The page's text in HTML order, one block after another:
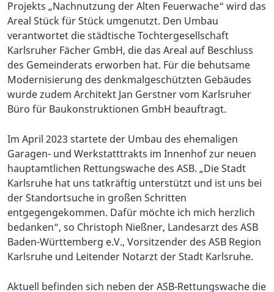
Projekts „Nachnutzung der Alten Feuerwache“ wird das
Areal Stück für Stück umgenutzt. Den Umbau
verantwortet die städtische Tochtergesellschaft
Karlsruher Fächer GmbH, die das Areal auf Beschluss
des Gemeinderats erworben hat. Für die behutsame
Modernisierung des denkmalgeschützten Gebäudes
wurde zudem Architekt Jan Gerstner vom Karlsruher
Büro für Baukonstruktionen GmbH beauftragt.
Im April 2023 startete der Umbau des ehemaligen
Garagen- und Werkstatttrakts im Innenhof zur neuen
hauptamtlichen Rettungswache des ASB. „Die Stadt
Karlsruhe hat uns tatkräftig unterstützt und ist uns bei
der Standortsuche in großen Schritten
entgegengekommen. Dafür möchte ich mich herzlich
bedanken“, so Christoph Nießner, Landesarzt des ASB
Baden-Württemberg e.V., Vorsitzender des ASB Region
Karlsruhe und Leitender Notarzt der Stadt Karlsruhe.
Aktuell befinden sich neben der ASB-Rettungswache die